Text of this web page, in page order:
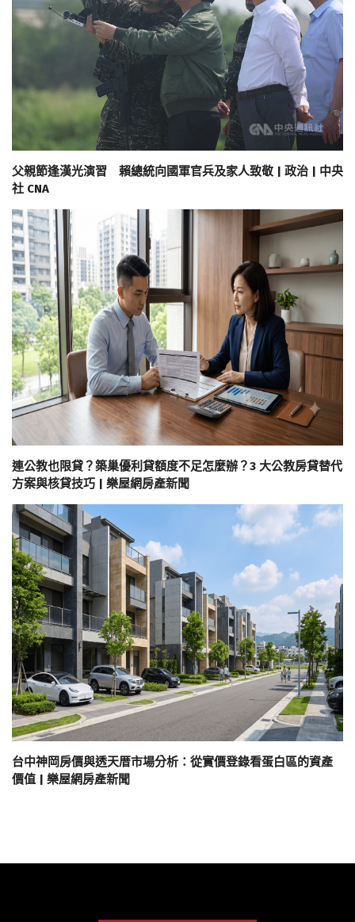
父親節逢漢光演習 賴總統向國軍官兵及家人致敬 | 政治 | 中央
社 CNA
連公教也限貸？築巢優利貸額度不足怎麼辦？3 大公教房貸替代
方案與核貸技巧 | 樂屋網房產新聞
台中神岡房價與透天厝市場分析：從實價登錄看蛋白區的資產
價值 | 樂屋網房產新聞